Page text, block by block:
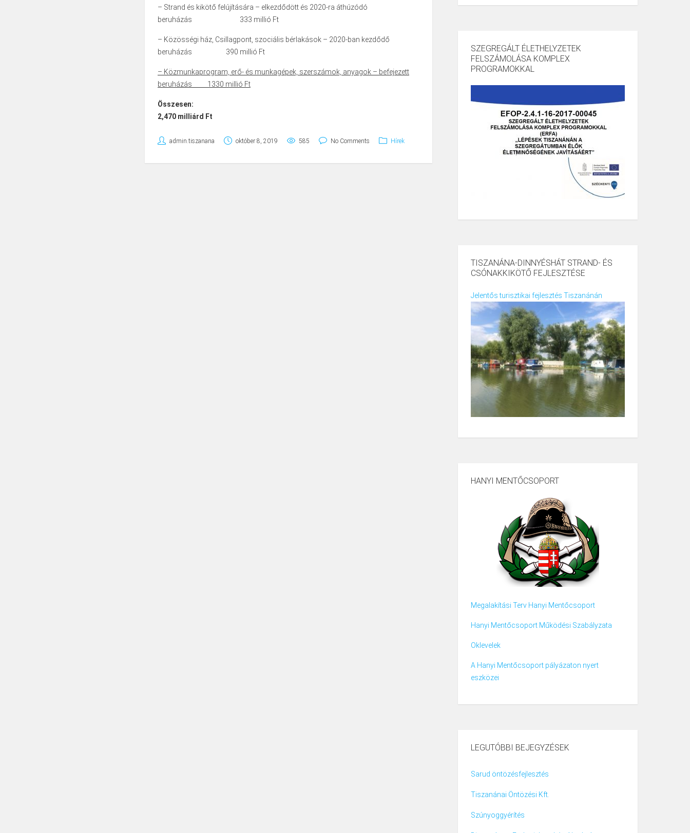
– Strand és kikötő felújítására – elkezdődött és 2020-ra áthúzódó
beruházás 333 millió Ft
– Közösségi ház, Csillagpont, szociális bérlakások – 2020-ban kezdődő
beruházás 390 millió Ft
– Közmunkaprogram, erő- és munkagépek, szerszámok, anyagok – befejezett
beruházás 1330 millió Ft
Összesen:
2,470 milliárd Ft
admin.tiszanana október 8, 2019 585 No Comments Hírek
SZEGREGÁLT ÉLETHELYZETEK
FELSZÁMOLÁSA KOMPLEX
PROGRAMOKKAL
TISZANÁNA-DINNYÉSHÁT STRAND- ÉS
CSÓNAKKIKÖTŐ FEJLESZTÉSE
Jelentős turisztikai fejlesztés Tiszanánán
HANYI MENTŐCSOPORT
Megalakítási Terv Hanyi Mentőcsoport
Hanyi Mentőcsoport Működési Szabályzata
Oklevelek
A Hanyi Mentőcsoport pályázaton nyert
eszközei
LEGUTÓBBI BEJEGYZÉSEK
Sarud öntözésfejlesztés
Tiszanánai Öntözési Kft.
Szúnyoggyérítés